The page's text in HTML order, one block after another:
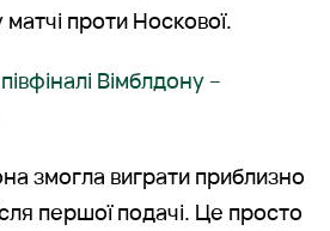
проти Носкової.
Вімблдону –
змогла виграти приблизно
першої подачі. Це просто